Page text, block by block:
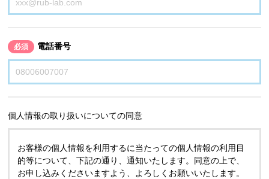
必須 電話番号
個人情報の取り扱いについての同意
お客様の個人情報を利用するに当たっての個人情報の利用目
的等について、下記の通り、通知いたします。同意の上で、
お申し込みくださいますよう、よろしくお願いいたします。